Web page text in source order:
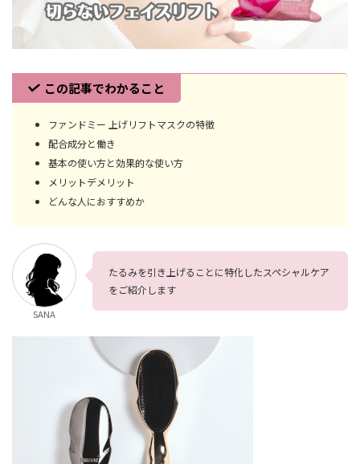
この記事でわかること
ファンドミー 上げリフトマスクの特徴
配合成分と働き
基本の使い方と効果的な使い方
メリットデメリット
どんな人におすすめか
SANA
たるみを引き上げることに特化したスペシャルケア
をご紹介します